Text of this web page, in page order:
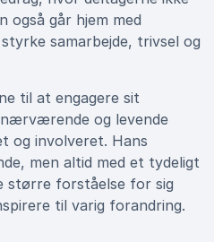
også går hjem med
samarbejde, trivsel og
til at engagere sit
og levende
og involveret. Hans
men altid med et tydeligt
større forståelse for sig
til varig forandring.